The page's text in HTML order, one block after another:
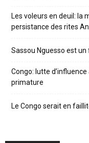
Les voleurs en deuil: la
persistance des rites
Sassou Nguesso est
Congo: lutte
primature
Le Congo serait en